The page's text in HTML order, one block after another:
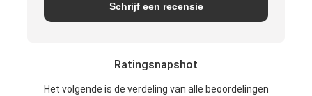
Schrijf een recensie
Ratingsnapshot
Het volgende is de verdeling van alle beoordelingen